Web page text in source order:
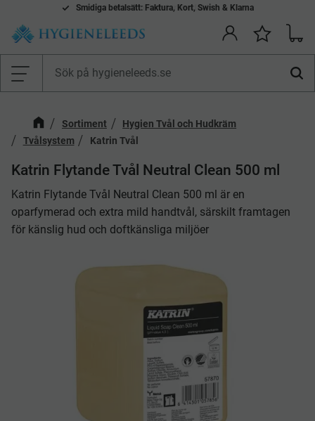
Meny
Smidiga betalsätt: Faktura, Kort, Swish & Klarna
Sortiment
Hygien Tvål och Hudkräm
Tvålsystem
Katrin Tvål
Katrin Flytande Tvål Neutral Clean 500 ml
Katrin Flytande Tvål Neutral Clean 500 ml är en
oparfymerad och extra mild handtvål, särskilt framtagen
för känslig hud och doftkänsliga miljöer